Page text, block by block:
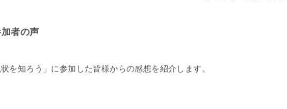
加者の声
を知ろう」に参加した皆様からの感想を紹介します。